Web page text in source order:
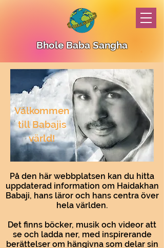
Bhole Baba Sangha
Välkommen
till Babajis
värld!
På den här webbplatsen kan du hitta
uppdaterad information om Haidakhan
Babaji, hans läror och hans centra över
hela världen.
Det finns böcker, musik och videor att
se och ladda ner, med inspirerande
berättelser om hängivna som delar sin